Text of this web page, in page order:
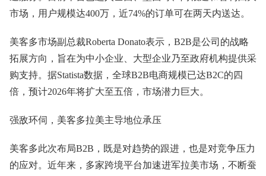
市场，用户规模达400万，近74%的订单可在两天内送达。
美客多市场副总裁Roberta Donato表示，B2B是公司的战略
拓展方向，旨在为中小企业、大型企业乃至政府机构提供采
购支持。据Statista数据，全球B2B电商规模已达B2C的四
倍，预计2026年将扩大至五倍，市场潜力巨大。
强敌环伺，美客多拉美主导地位承压
美客多此次布局B2B，既是对趋势的跟进，也是对竞争压力
的应对。近年来，多家跨境平台加速进军拉美市场，不断蚕